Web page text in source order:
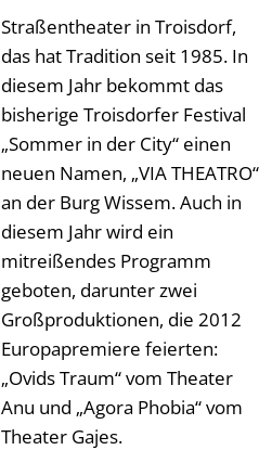
Straßentheater in Troisdorf,
das hat Tradition seit 1985. In
diesem Jahr bekommt das
bisherige Troisdorfer Festival
„Sommer in der City“ einen
neuen Namen, „VIA THEATRO“
an der Burg Wissem. Auch in
diesem Jahr wird ein
mitreißendes Programm
geboten, darunter zwei
Großproduktionen, die 2012
Europapremiere feierten:
„Ovids Traum“ vom Theater
Anu und „Agora Phobia“ vom
Theater Gajes.